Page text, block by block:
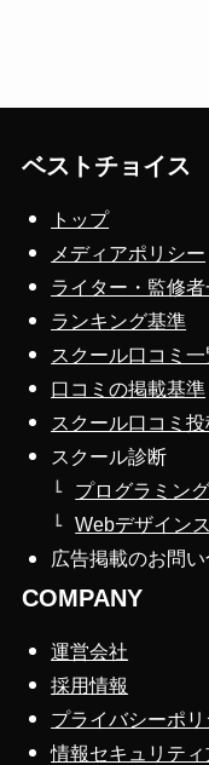
ベストチョイス
トップ
メディアポリシー
ライター・監修者
ランキング基準
スクール口コミ一
口コミの掲載基準
スクール口コミ
スクール診断
プログラミン
Webデザイン
広告掲載のお問
COMPANY
運営会社
採用情報
プライバシーポリ
情報セキュリテ